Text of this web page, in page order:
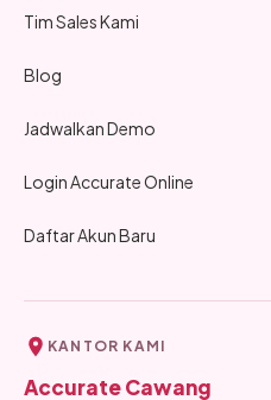
Tim Sales Kami
Blog
Jadwalkan Demo
Login Accurate Online
Daftar Akun Baru
KANTOR KAMI
Accurate Cawang